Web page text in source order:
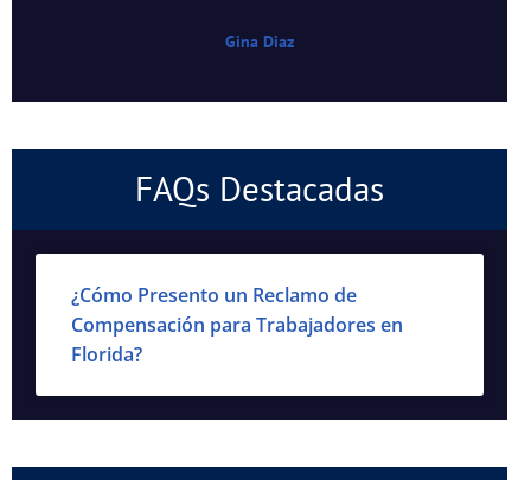
Gina Diaz
FAQs Destacadas
¿Cómo Presento un Reclamo de
Compensación para Trabajadores en
Florida?